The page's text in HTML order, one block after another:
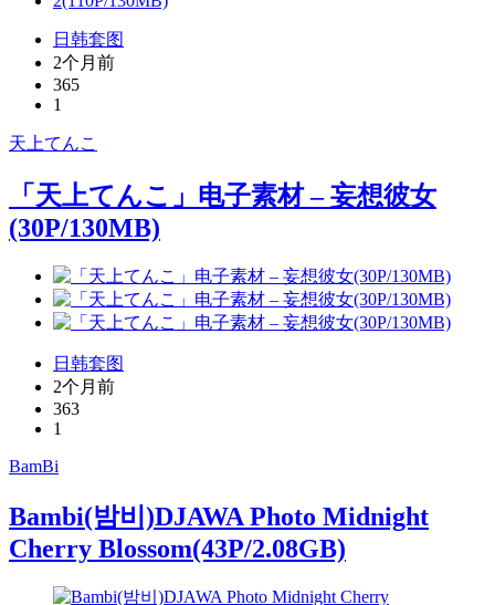
日韩套图
2个月前
365
1
天上てんこ
「天上てんこ」电子素材 – 妄想彼女
(30P/130MB)
日韩套图
2个月前
363
1
BamBi
Bambi(밤비)DJAWA Photo Midnight
Cherry Blossom(43P/2.08GB)